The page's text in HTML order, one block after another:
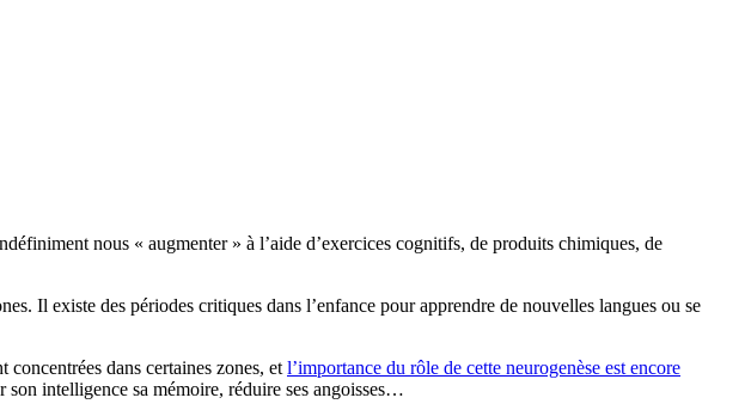
nous « augmenter » à l’aide d’exercices cognitifs, de produits chimiques, de
Il existe des périodes critiques dans l’enfance pour apprendre de nouvelles langues ou se
concentrées dans certaines zones, et l’importance du rôle de cette neurogenèse est encore
son intelligence sa mémoire, réduire ses angoisses…